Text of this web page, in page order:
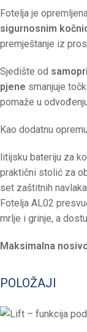
Fotelja je
sigurnosnim
premještanje iz
Sjedište od
pjene smanjuje
pomaže u
Kao dodatnu
litijsku bateriju za
praktični stolić za
set zaštitnih
Fotelja AL02
mrlje i grinje, a
Maksimalna
POLOŽAJI